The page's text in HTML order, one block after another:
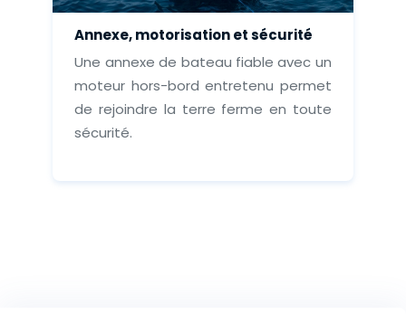
Annexe, motorisation et sécurité
Une annexe de bateau fiable avec un
moteur hors-bord entretenu permet
de rejoindre la terre ferme en toute
sécurité.